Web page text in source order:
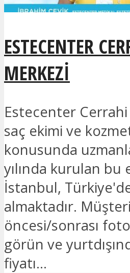
ESTECENTER
MERKEZI
Estecenter Cerrahi
saç ekimi ve
konusunda
yılında kurulan bu
İstanbul,
almaktadır.
öncesi/sonrası
görün ve
fiyatı...